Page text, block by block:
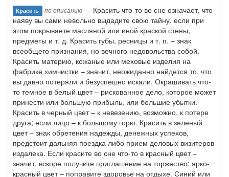
Красить по описанию— Красить что-то во сне означает, что
наяву вы сами невольно выдадите свою тайну, если при
этом покрываете масляной или иной краской стены,
предметы и т. д. Красить губы, ресницы и т. п. – знак
всеобщего признания, но вечного недовольства собой.
Красить материю, кожаные или меховые изделия на
фабрике химчистки – значит, неожиданно найдется то, что
вы давно потеряли и безуспешно искали. Окрашивать что-
то темное в белый цвет – рискованное дело, которое может
принести или большую прибыль, или большие убытки.
Красить в черный цвет – к невезению, возможно, к потере
друга; если лицо – к большому горю. Красить в зеленый
цвет – знак обретения надежды, денежных успехов,
предстоит дальняя поездка либо прием деловых визитеров
издалека. Если красите во сне что-то в красный цвет –
значит, вскоре получите приглашение на торжество; ярко-
красный цвет – поправите здоровье на отдыхе. Синий или